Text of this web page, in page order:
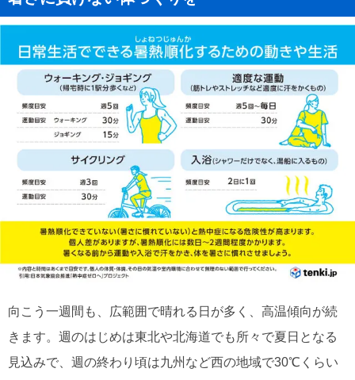
向こう一週間も、広範囲で晴れる日が多く、高温傾向が続
きます。週のはじめは東北や北海道でも所々で夏日となる
見込みで、週の終わり頃は九州など西の地域で30℃くらい